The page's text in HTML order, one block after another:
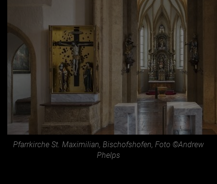
Pfarrkirche St. Maximilian, Bischofshofen, Foto ©Andrew
Phelps